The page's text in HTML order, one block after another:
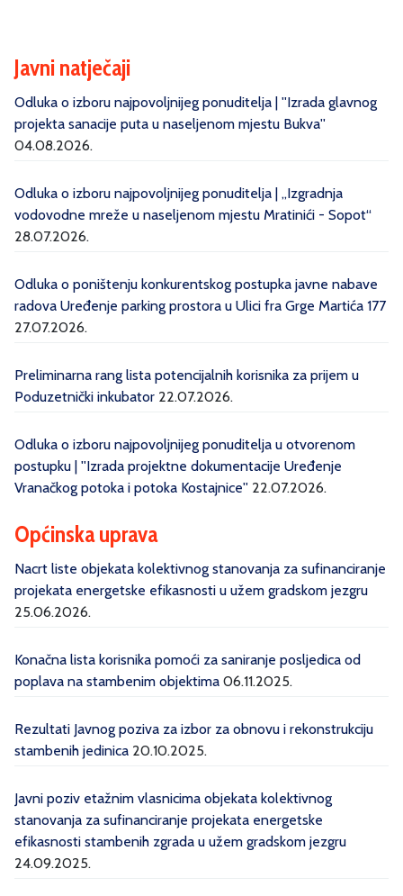
Javni natječaji
Odluka o izboru najpovoljnijeg ponuditelja | ''Izrada glavnog
projekta sanacije puta u naseljenom mjestu Bukva''
04.08.2026.
Odluka o izboru najpovoljnijeg ponuditelja | „Izgradnja
vodovodne mreže u naseljenom mjestu Mratinići - Sopot“
28.07.2026.
Odluka o poništenju konkurentskog postupka javne nabave
radova Uređenje parking prostora u Ulici fra Grge Martića 177
27.07.2026.
Preliminarna rang lista potencijalnih korisnika za prijem u
Poduzetnički inkubator 22.07.2026.
Odluka o izboru najpovoljnijeg ponuditelja u otvorenom
postupku | ''Izrada projektne dokumentacije Uređenje
Vranačkog potoka i potoka Kostajnice'' 22.07.2026.
Općinska uprava
Nacrt liste objekata kolektivnog stanovanja za sufinanciranje
projekata energetske efikasnosti u užem gradskom jezgru
25.06.2026.
Konačna lista korisnika pomoći za saniranje posljedica od
poplava na stambenim objektima 06.11.2025.
Rezultati Javnog poziva za izbor za obnovu i rekonstrukciju
stambenih jedinica 20.10.2025.
Javni poziv etažnim vlasnicima objekata kolektivnog
stanovanja za sufinanciranje projekata energetske
efikasnosti stambenih zgrada u užem gradskom jezgru
24.09.2025.